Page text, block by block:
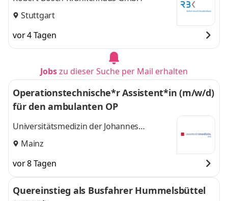
Stuttgart
vor 4 Tagen
Jobszu dieser Suche per Mail erhalten
Operationstechnische*r Assistent*in (m/w/d)
für den ambulanten OP
Universitätsmedizin der Johannes
Gutenberg-Universität Mainz
Mainz
vor 8 Tagen
Quereinstieg als Busfahrer Hummelsbüttel